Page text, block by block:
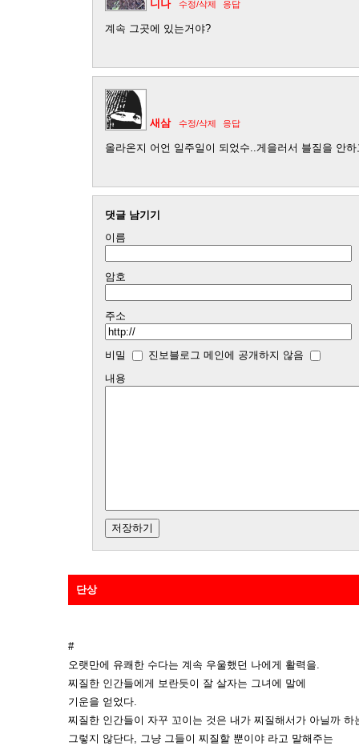
니나 수정/삭제 응답
계속 그곳에 있는거야?
새삼 수정/삭제 응답
올라온지 어언 일주일이 되었수..게을러서 블질을 안
댓글 남기기
이름
암호
주소
비밀
진보블로그 메인에 공개하지 않음
내용
단상
#
오랫만에 유쾌한 수다는 계속 우울했던 나에게 활력을.
찌질한 인간들에게 보란듯이 잘 살자는 그녀에 말에
기운을 얻었다.
찌질한 인간들이 자꾸 꼬이는 것은 내가 찌질해서가 아닐까 하
그렇지 않단다, 그냥 그들이 찌질할 뿐이야 라고 말해주는